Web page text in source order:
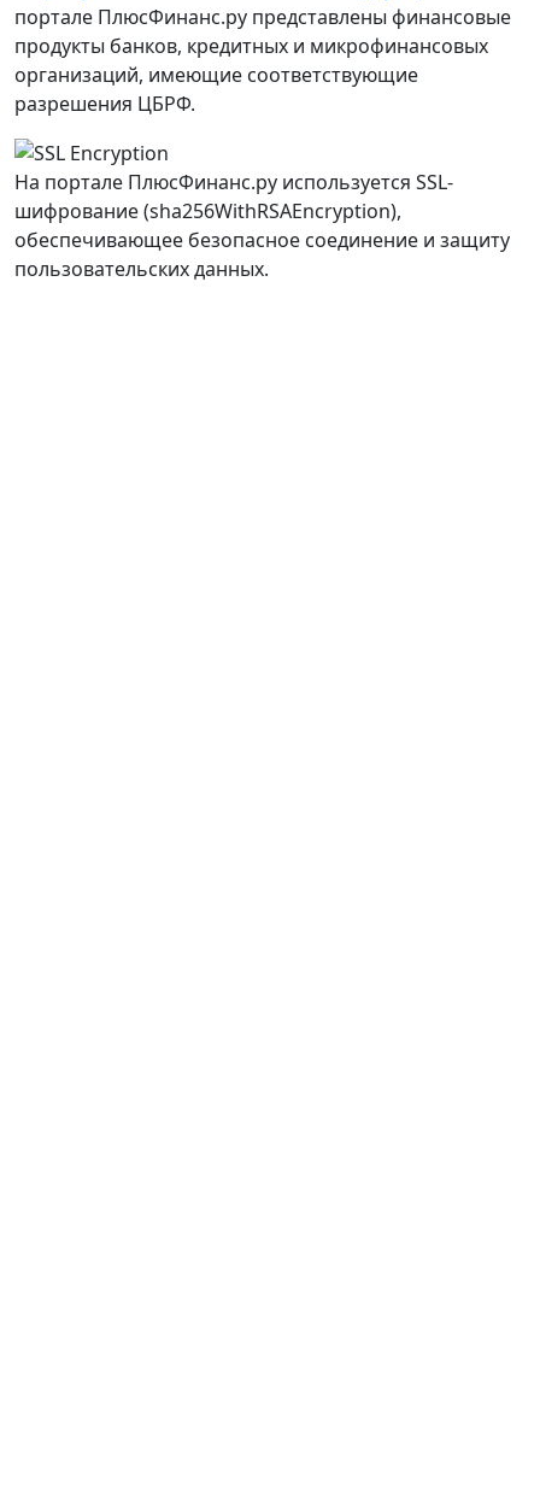
портале ПлюсФинанс.ру представлены финансовые
продукты банков, кредитных и микрофинансовых
организаций, имеющие соответствующие
разрешения ЦБРФ.
На портале ПлюсФинанс.ру используется SSL-
шифрование (sha256WithRSAEncryption),
обеспечивающее безопасное соединение и защиту
пользовательских данных.